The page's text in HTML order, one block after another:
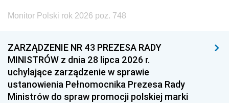
Monitor Polski rok 2026 poz. 748
ZARZĄDZENIE NR 43 PREZESA RADY
MINISTRÓW z dnia 28 lipca 2026 r.
uchylające zarządzenie w sprawie
ustanowienia Pełnomocnika Prezesa Rady
Ministrów do spraw promocji polskiej marki